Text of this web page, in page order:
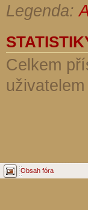
Legenda:
Celkem
uživatelem
Obsah fóra